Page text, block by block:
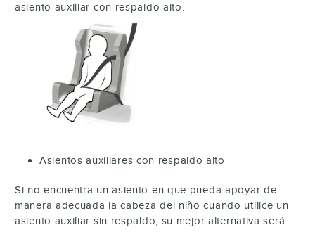
asiento auxiliar con respaldo alto.
Asientos auxiliares con respaldo alto
Si no encuentra un asiento en que pueda apoyar de
manera adecuada la cabeza del niño cuando utilice un
asiento auxiliar sin respaldo, su mejor alternativa será